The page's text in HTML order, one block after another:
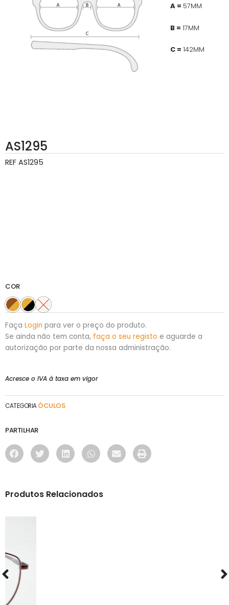
A = 57MM
B = 17MM
C = 142MM
AS1295
REF AS1295
COR
Faça Login para ver o preço do produto.
Se ainda não tem conta, faça o seu registo e aguarde a
autorização por parte da nossa administração.
Acresce o IVA à taxa em vigor
CATEGORIA ÓCULOS
PARTILHAR
Produtos Relacionados